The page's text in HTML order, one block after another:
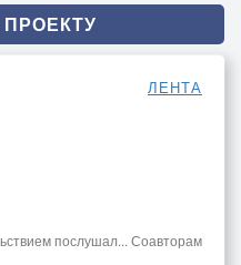
ЛЕНТА
послушал... Соавторам